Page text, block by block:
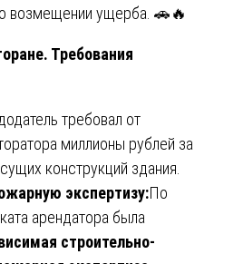
возмещении ущерба. 🚗🔥
Требования
требовал от
миллионы рублей за
конструкций здания.
экспертизу:По
арендатора была
строительно-